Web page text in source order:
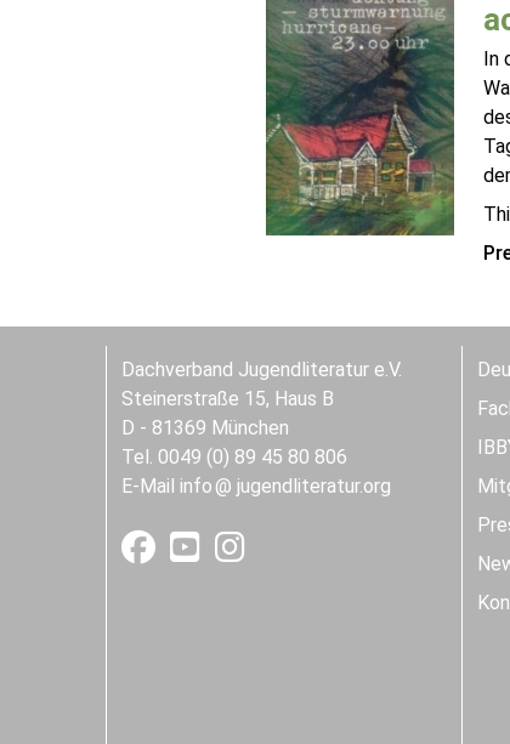
In
Dachverband Jugendliteratur e.V.
Steinerstraße 15, Haus B
D - 81369 München
Tel. 0049 (0) 89 45 80 806
E-Mail info jugendliteratur.org